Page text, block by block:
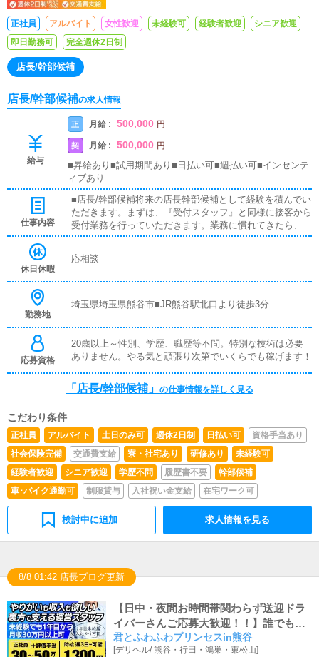
正社員 アルバイト 女性歓迎 未経験可 経験者歓迎
シニア歓迎
即日勤務可
完全週休2日制
店長/幹部候補
店長/幹部候補の求人情報
給与
正 月給 : 500,000 円
契 月給 : 500,000 円
■昇給あり■試用期間あり■日払い可■週払い可■インセンテ
ィブあり
仕事内容
■店長/幹部候補将来の店長幹部候補として経験を積んでい
ただきます。まずは、『受付スタッフ』と同様に接客から
受付業務を行っていただきます。業務に慣れてきたら、
『キャストの管理』や『経営に関わる業務』を順に覚えて
い店舗の運営をお任せします。■対面接客・受付業務お客
をお願いします。簡単なマニュアルや、先輩スタッフに付
未経験の方でも安心して働けます。■企画の立案店舗イベ
ントや店舗運営など様々な企画を提案していただきます。
【新規のお客様の増加】【お客様のリピート率の向上】
働いていただいているキャストの方が稼げるようにインタ
トなど、ポータルサイト等の店舗情報更新作業を行ってい
ただきます。キャストの出勤情報やイベント、求人ブログ
の作成となります。基本的にはボタンを押すだけや、ブロ
グの更新時に簡単に文字が入力出来れば問題ありません。
PCが苦手な人でも簡単にできます。■清掃・備品管理お客
様やキャストの方に快適にお過ごしいただくため、店内の
清掃や備品の管理・補充を行っていただきます。
休日休暇
応相談
勤務地
埼玉県埼玉県熊谷市■JR熊谷駅北口より徒歩3分
応募資格
20歳以上～性別、学歴、職歴等不問。特別な技術は必要
ありません。やる気と頑張り次第でいくらでも稼げます！
「店長/幹部候補」 の仕事情報を詳しく見る
こだわり条件
正社員 アルバイト 土日のみ可 週休2日制 日払い可
資格手当あり
社会保険完備
交通費支給 寮・社宅あり 研修あり
未経験可
経験者歓迎
シニア歓迎 学歴不問 履歴書不要
幹部候補
車･バイク通勤可
制服貸与 入社祝い金支給 在宅ワーク可
検討中に追加 求人情報を見る
8/8 01:42 店長ブログ更新
【日中・夜間お時間帯関わらず送迎ドラ
イバーさんご応募大歓迎！！】誰でも時
給1,150円スタート！ご年齢(20以上)・経
験未経験関係なく採用強化中♪
君とふわふわプリンセスin熊谷
[デリヘル/熊谷・行田・鴻巣・東松山]